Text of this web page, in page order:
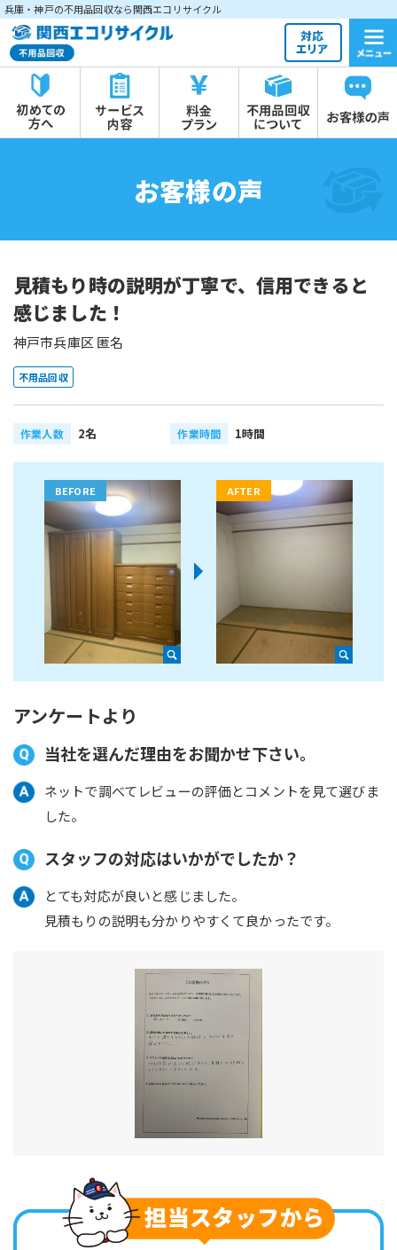
兵庫・神戸の不用品回収なら関西エコリサイクル
お客様の声
見積もり時の説明が丁寧で、信用できると
感じました！
神戸市兵庫区 匿名
不用品回収
作業人数 2名 作業時間 1時間
アンケートより
当社を選んだ理由をお聞かせ下さい。
ネットで調べてレビューの評価とコメントを見て選びま
した。
スタッフの対応はいかがでしたか？
とても対応が良いと感じました。
見積もりの説明も分かりやすくて良かったです。